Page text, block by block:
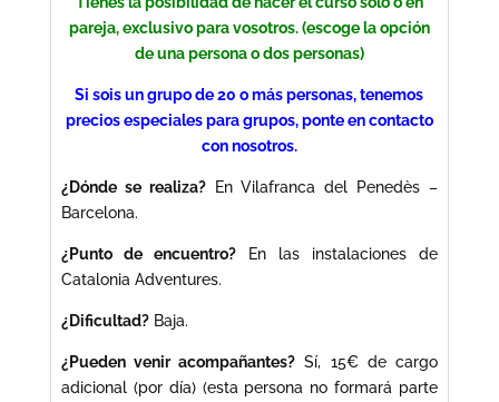
pareja, exclusivo para vosotros. (escoge la opción
de una persona o dos personas)
Si sois un grupo de 20 o más personas, tenemos
precios especiales para grupos, ponte en contacto
con nosotros.
¿Dónde se realiza?En Vilafranca del Penedès –
Barcelona.
¿Punto de encuentro?En las instalaciones de
Catalonia Adventures.
¿Dificultad?Baja.
¿Pueden venir acompañantes? Sí, 15€ de cargo
adicional (por día) (esta persona no formará parte